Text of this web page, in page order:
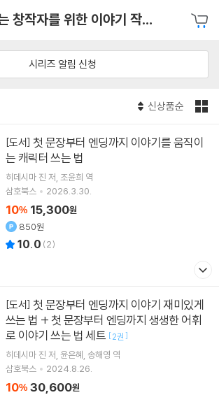
시작하는 창작자를 위한 이야기 작법 가이드
시리즈 알림 신청
신상품순
[도서]
는 캐릭터 쓰는 법
히데시마 진 저 조윤희 역
삼호북스
2026.3.30.
10% 15,300원
850원
10.0 (2)
[도서]
쓰는 법 + 첫 문장부터 엔딩까지 생생한 어휘
로 이야기 쓰는 법 세트 [2권 ]
히데시마 진 저 윤은혜 송해영 역
삼호북스
2024.8.26.
10% 30,600원